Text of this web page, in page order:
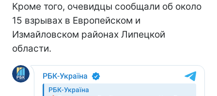
Кроме того, очевидцы сообщали об около
15 взрывах в Европейском и
Измайловском районах Липецкой
области.